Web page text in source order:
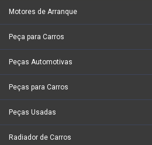
Motores de Arranque
Peça para Carros
Peças Automotivas
Peças para Carros
Peças Usadas
Radiador de Carros